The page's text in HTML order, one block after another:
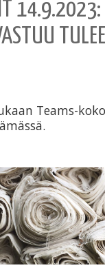
14.9.2023:
Teams-